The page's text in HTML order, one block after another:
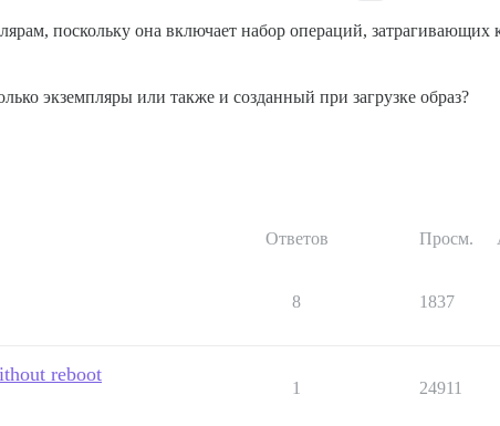
поскольку она включает набор операций, затрагивающих
экземпляры или также и созданный при загрузке образ?
Ответов Просм.
8 1837
reboot
1 24911